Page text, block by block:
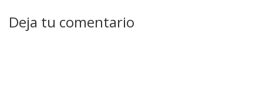
Deja tu comentario